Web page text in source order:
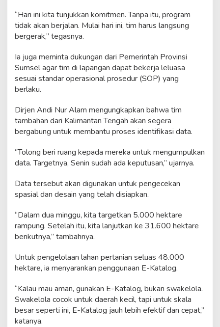
a
n
a
a
n
g
a
e
w
t
e
t
k
S
a
a
h
“Hari ini kita tunjukkan komitmen. Tanpa itu, program
tidak akan berjalan. Mulai hari ini, tim harus langsung
bergerak,” tegasnya.
Ia juga meminta dukungan dari Pemerintah Provinsi
Sumsel agar tim di lapangan dapat bekerja leluasa
sesuai standar operasional prosedur (SOP) yang
berlaku.
Dirjen Andi Nur Alam mengungkapkan bahwa tim
tambahan dari Kalimantan Tengah akan segera
bergabung untuk membantu proses identifikasi data.
“Tolong beri ruang kepada mereka untuk mengumpulkan
data. Targetnya, Senin sudah ada keputusan,” ujarnya.
Data tersebut akan digunakan untuk pengecekan
spasial dan desain yang telah disiapkan.
“Dalam dua minggu, kita targetkan 5.000 hektare
rampung. Setelah itu, kita lanjutkan ke 31.600 hektare
berikutnya,” tambahnya.
Untuk pengelolaan lahan pertanian seluas 48.000
hektare, ia menyarankan penggunaan E-Katalog.
“Kalau mau aman, gunakan E-Katalog, bukan swakelola.
Swakelola cocok untuk daerah kecil, tapi untuk skala
besar seperti ini, E-Katalog jauh lebih efektif dan cepat,”
katanya.